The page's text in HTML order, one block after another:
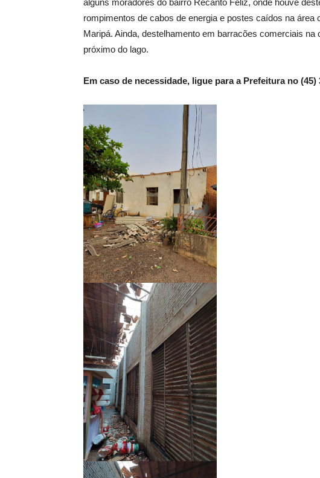
alguns moradores do bairro Recanto Feliz, onde houve
rompimentos de cabos de energia e postes caídos na
Maripá. Ainda, destelhamento em barracões comerciais
próximo do lago.
Em caso de necessidade, ligue para a Prefeitura no (45)